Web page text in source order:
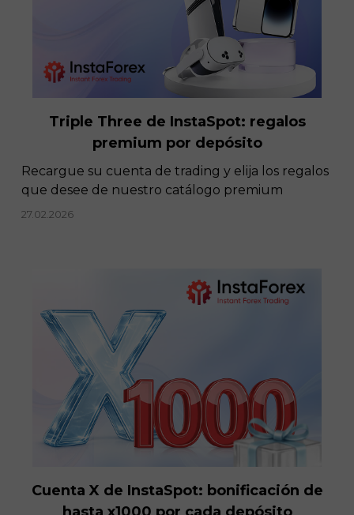
Triple Three de InstaSpot: regalos
premium por depósito
Recargue su cuenta de trading y elija los regalos
que desee de nuestro catálogo premium
27.02.2026
Cuenta X de InstaSpot: bonificación de